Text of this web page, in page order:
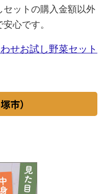
ットの購入金額以外
心です。
せお試し野菜セット
市）